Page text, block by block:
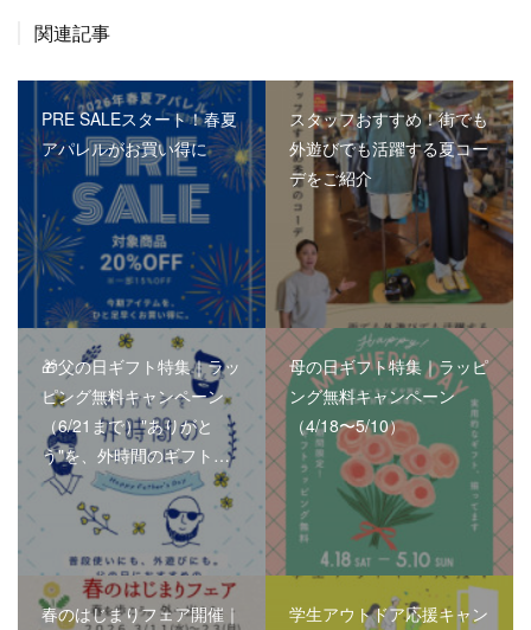
関連記事
PRE SALEスタート！春夏
アパレルがお買い得に
スタッフおすすめ！街でも
外遊びでも活躍する夏コー
デをご紹介
🎁父の日ギフト特集｜ラッ
ピング無料キャンペーン
（6/21まで）"ありがと
う"を、外時間のギフト…
母の日ギフト特集｜ラッピ
ング無料キャンペーン
（4/18〜5/10）
春のはじまりフェア開催｜
学生アウトドア応援キャン